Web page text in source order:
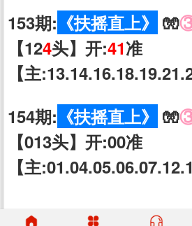
153期: 《扶摇直上》 🧤
【124头】开:41准
【主
154期: 《扶摇直上》 🧤
【013头】开:00准
【主